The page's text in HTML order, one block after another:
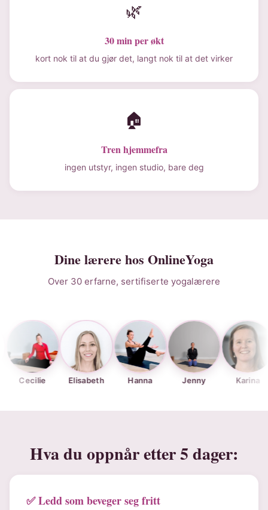
🌿
30 min per økt
kort nok til at du gjør det, langt nok til at det virker
🏠
Tren hjemmefra
ingen utstyr, ingen studio, bare deg
Dine lærere hos OnlineYoga
Over 30 erfarne, sertifiserte yogalærere
Elisabeth Hanna Jenny Karina
Hva du oppnår etter 5 dager:
✅ Ledd som beveger seg fritt